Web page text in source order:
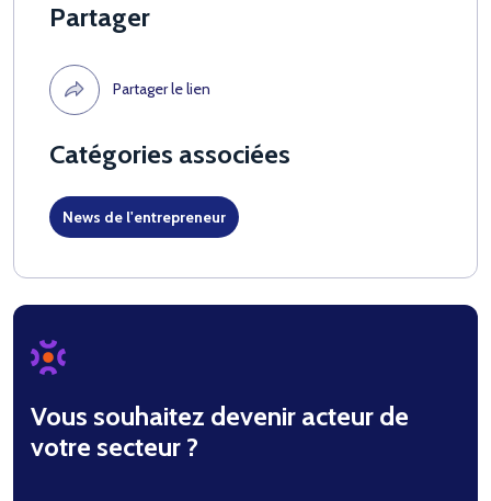
Partager
Partager le lien
Catégories associées
News de l'entrepreneur
Vous souhaitez devenir acteur de
votre secteur ?